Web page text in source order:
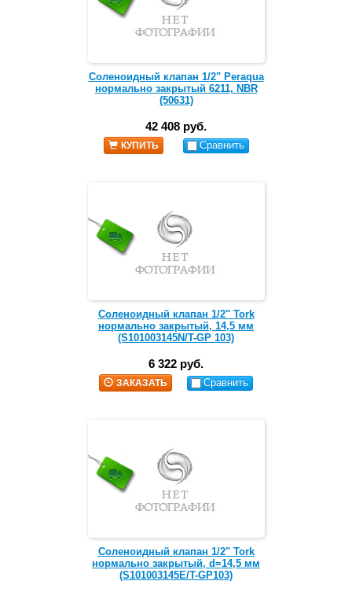
Соленоидный клапан 1/2" Peraqua
нормально закрытый 6211, NBR
(50631)
42 408 руб.
КУПИТЬ Сравнить
Соленоидный клапан 1/2" Tork
нормально закрытый, 14,5 мм
(S101003145N/T-GP 103)
6 322 руб.
ЗАКАЗАТЬ Сравнить
Соленоидный клапан 1/2" Tork
нормально закрытый, d=14,5 мм
(S101003145E/T-GP103)